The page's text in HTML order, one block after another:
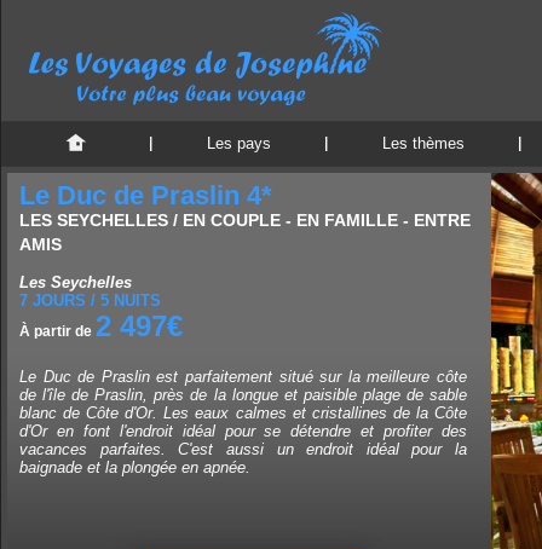
Les pays Les thèmes
Le Duc de Praslin 4*
LES SEYCHELLES / EN COUPLE - EN FAMILLE - ENTRE
AMIS
Les Seychelles
7 JOURS / 5 NUITS
À partir de 2 497€
Le Duc de Praslin est parfaitement situé sur la meilleure côte
de l'île de Praslin, près de la longue et paisible plage de sable
blanc de Côte d'Or. Les eaux calmes et cristallines de la Côte
d'Or en font l'endroit idéal pour se détendre et profiter des
vacances parfaites. C'est aussi un endroit idéal pour la
baignade et la plongée en apnée.